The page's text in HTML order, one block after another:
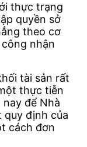
thực trạng
quyền sở
theo cơ
nhận
tài sản rất
thực tiễn
để Nhà
quy định của
cách đơn